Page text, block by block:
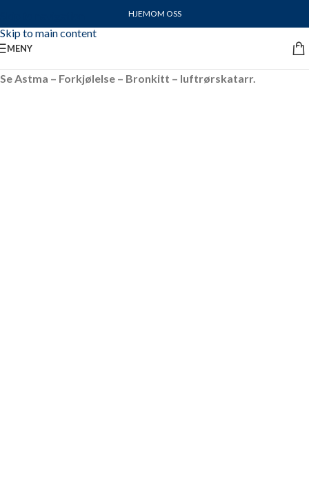
Skip to main content
HJEMOM OSS
MENY
Se Astma – Forkjølelse – Bronkitt – luftrørskatarr.